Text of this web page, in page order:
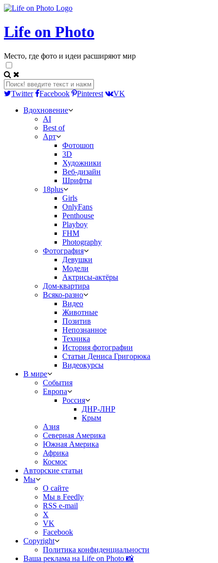
Life on Photo
Место, где фото и идеи расширяют мир
Twitter Facebook Pinterest
VK
Вдохновение
AI
Best of
Арт
Фотошоп
3D
Художники
Веб-дизайн
Шрифты
18plus
Girls
OnlyFans
Penthouse
Playboy
FHM
Photography
Фотография
Девушки
Модели
Актрисы-актёры
Дом-квартира
Всяко-разно
Видео
Животные
Позитив
Непознанное
Техника
История фотографии
Статьи Дениса Григорюка
Видеокурсы
В мире
События
Европа
Россия
ДНР-ЛНР
Крым
Азия
Северная Америка
Южная Америка
Африка
Космос
Авторские статьи
Мы
О сайте
Мы в Feedly
RSS e-mail
X
VK
Facebook
Copyright
Политика конфиденциальности
Ваша реклама на Life on Photo 📸